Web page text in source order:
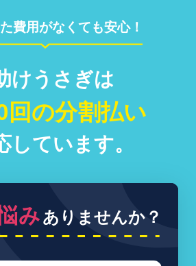
費用がなくても安心！
けうさぎは
回の分割払い
しています。
みありませんか？